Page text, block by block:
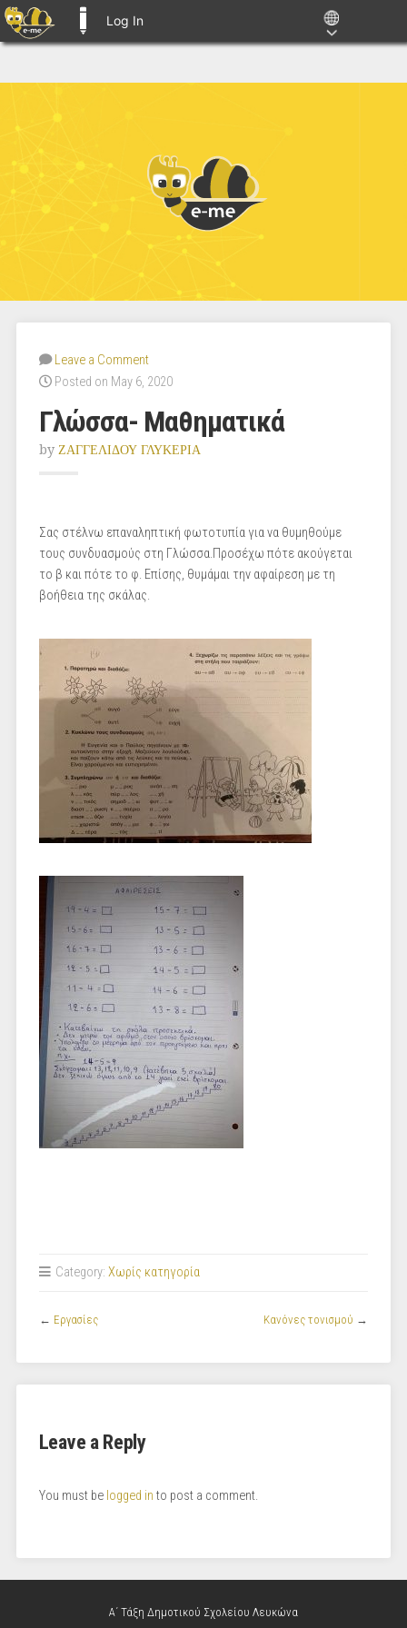
Log In
Leave a Comment
Posted on May 6, 2020
Γλώσσα- Μαθηματικά
by ΖΑΓΓΕΛΙΔΟΥ ΓΛΥΚΕΡΙΑ
Σας στέλνω επαναληπτική φωτοτυπία για να θυμηθούμε
τους συνδυασμούς στη Γλώσσα.Προσέχω πότε ακούγεται
το β και πότε το φ. Επίσης, θυμάμαι την αφαίρεση με τη
βοήθεια της σκάλας.
Category: Χωρίς κατηγορία
← Εργασίες Kανόνες τονισμού →
Leave a Reply
You must be logged in to post a comment.
Α΄ Τάξη Δημοτικού Σχολείου Λευκώνα